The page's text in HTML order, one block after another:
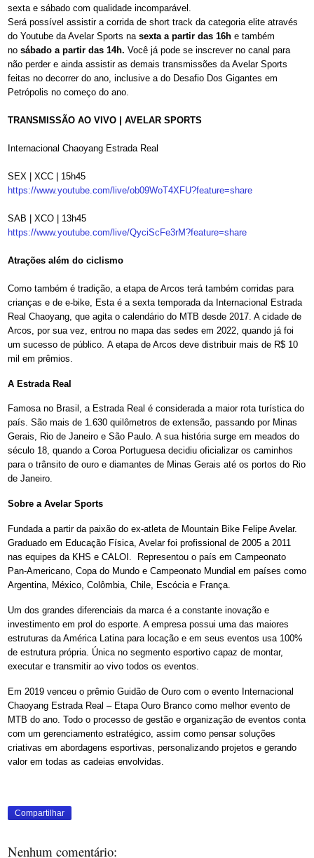
sexta e sábado com qualidade incomparável.
Será possível assistir a corrida de short track da categoria elite através
do Youtube da Avelar Sports na sexta a partir das 16h e também
no sábado a partir das 14h. Você já pode se inscrever no canal para
não perder e ainda assistir as demais transmissões da Avelar Sports
feitas no decorrer do ano, inclusive a do Desafio Dos Gigantes em
Petrópolis no começo do ano.
TRANSMISSÃO AO VIVO | AVELAR SPORTS
Internacional Chaoyang Estrada Real
SEX | XCC | 15h45
https://www.youtube.com/live/ob09WoT4XFU?feature=share
SAB | XCO | 13h45
https://www.youtube.com/live/QyciScFe3rM?feature=share
Atrações além do ciclismo
Como também é tradição, a etapa de Arcos terá também corridas para
crianças e de e-bike, Esta é a sexta temporada da Internacional Estrada
Real Chaoyang, que agita o calendário do MTB desde 2017. A cidade de
Arcos, por sua vez, entrou no mapa das sedes em 2022, quando já foi
um sucesso de público. A etapa de Arcos deve distribuir mais de R$ 10
mil em prêmios.
A Estrada Real
Famosa no Brasil, a Estrada Real é considerada a maior rota turística do
país. São mais de 1.630 quilômetros de extensão, passando por Minas
Gerais, Rio de Janeiro e São Paulo. A sua história surge em meados do
século 18, quando a Coroa Portuguesa decidiu oficializar os caminhos
para o trânsito de ouro e diamantes de Minas Gerais até os portos do Rio
de Janeiro.
Sobre a Avelar Sports
Fundada a partir da paixão do ex-atleta de Mountain Bike Felipe Avelar.
Graduado em Educação Física, Avelar foi profissional de 2005 a 2011
nas equipes da KHS e CALOI. Representou o país em Campeonato
Pan-Americano, Copa do Mundo e Campeonato Mundial em países como
Argentina, México, Colômbia, Chile, Escócia e França.
Um dos grandes diferenciais da marca é a constante inovação e
investimento em prol do esporte. A empresa possui uma das maiores
estruturas da América Latina para locação e em seus eventos usa 100%
de estrutura própria. Única no segmento esportivo capaz de montar,
executar e transmitir ao vivo todos os eventos.
Em 2019 venceu o prêmio Guidão de Ouro com o evento Internacional
Chaoyang Estrada Real – Etapa Ouro Branco como melhor evento de
MTB do ano. Todo o processo de gestão e organização de eventos conta
com um gerenciamento estratégico, assim como pensar soluções
criativas em abordagens esportivas, personalizando projetos e gerando
valor em todas as cadeias envolvidas.
Compartilhar
Nenhum comentário: